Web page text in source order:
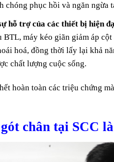
chóng phục hồi và ngăn ngừa
hỗ trợ của các thiết bị hiện
máy kéo giãn giảm áp
hoá, đồng thời lấy lại khả
chất lượng cuộc sống.
hoàn toàn các triệu chứng
chân tại SCC